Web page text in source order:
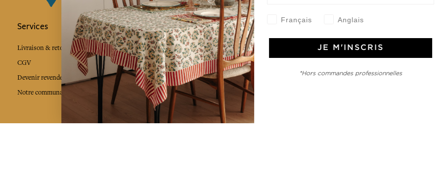
Services
Livraison & retour
CGV
Devenir revendeur
Notre communauté
L'Art de Vivre Jamini
L'art de vivre JAMINI raconté avec poésie et élégance dans votre boîte mail. Inscrivez
vous à notre newsletter et rentrez dans l'univers Jamini.
Français Anglais
JE M'INSCRIS
*Hors commandes professionnelles